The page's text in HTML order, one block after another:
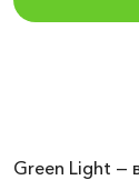
Green Light —